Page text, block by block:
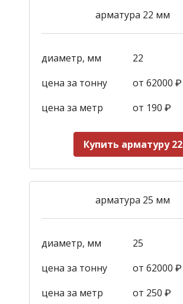
арматура 22 мм
диаметр, мм
22
цена за тонну
от 62000 ₽
цена за метр
от 190 ₽
Купить арматуру 22
арматура 25 мм
диаметр, мм
25
цена за тонну
от 62000 ₽
цена за метр
от 250 ₽